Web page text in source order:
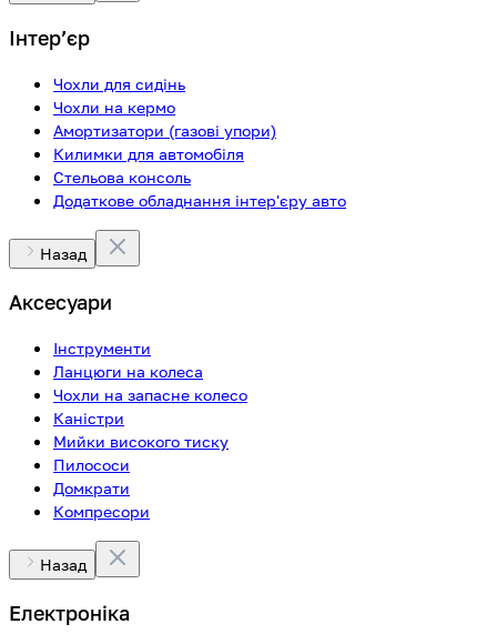
Інтерʼєр
Чохли для сидінь
Чохли на кермо
Амортизатори (газові упори)
Килимки для автомобіля
Стельова консоль
Додаткове обладнання інтер'єру авто
Назад
Аксесуари
Інструменти
Ланцюги на колеса
Чохли на запасне колесо
Каністри
Мийки високого тиску
Пилососи
Домкрати
Компресори
Назад
Електроніка